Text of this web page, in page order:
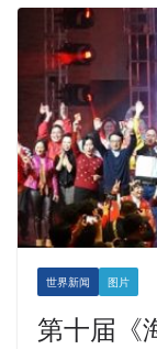
世界新闻 图片
第十届《